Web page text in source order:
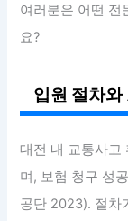
여러분은 어떤 전
요?
입원 절차와
대전 내 교통사
며, 보험 청구 성
공단 2023). 절차